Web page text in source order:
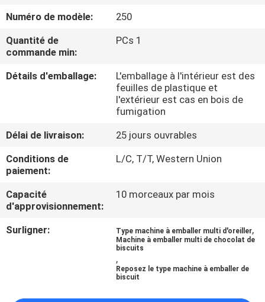
VISITE
DE
CONTACTEZ-
NOUS
NOUVELLES
Numéro de modèle:
250
Quantité de
commande min:
PCs 1
Détails d'emballage:
L'emballage à l'intérieur est des
feuilles de plastique et
l'extérieur est cas en bois de
fumigation
Délai de livraison:
25 jours ouvrables
Conditions de
paiement:
L/C, T/T, Western Union
Capacité
d'approvisionnement:
10 morceaux par mois
Surligner: Type machine à emballer multi d'oreiller,
Machine à emballer multi de chocolat de
biscuits
,
Reposez le type machine à emballer de
biscuit